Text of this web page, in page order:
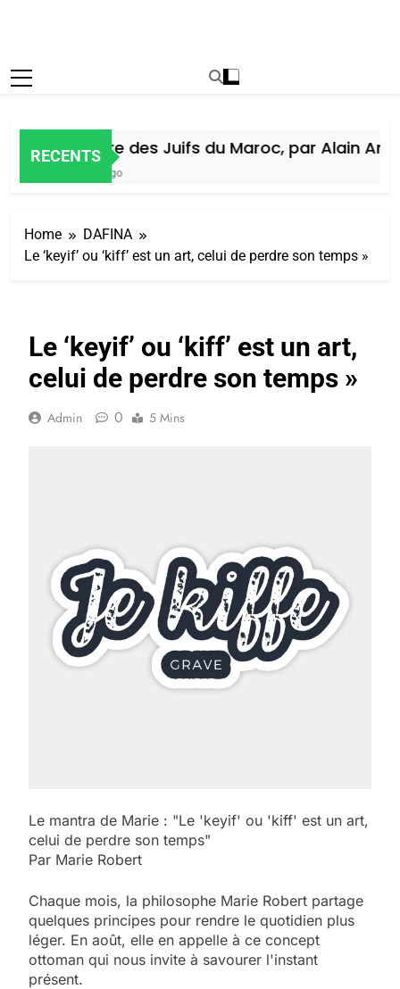
RECENTS
Histoire des Juifs du Maroc, par Alain Amiel
Home
DAFINA
Le ‘keyif’ ou ‘kiff’ est un art, celui de perdre son temps »
Le ‘keyif’ ou ‘kiff’ est un art,
celui de perdre son temps »
Admin 0 5 Mins
Le mantra de Marie : "Le 'keyif' ou 'kiff' est un art,
celui de perdre son temps"
Par Marie Robert
Chaque mois, la philosophe Marie Robert partage
quelques principes pour rendre le quotidien plus
léger. En août, elle en appelle à ce concept
ottoman qui nous invite à savourer l'instant
présent.